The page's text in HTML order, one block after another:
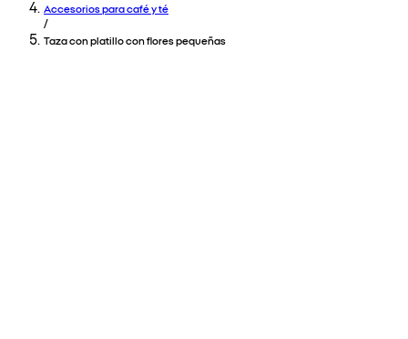
Accesorios para café y té
/
Taza con platillo con flores pequeñas